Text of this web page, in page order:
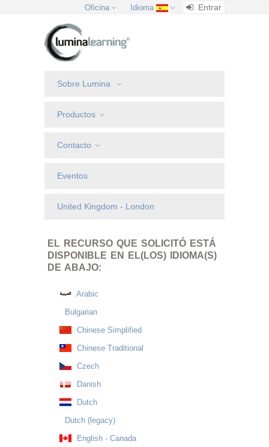
Oficina Idioma Entrar
Sobre Lumina
Productos
Contacto
Eventos
United Kingdom - London
EL RECURSO QUE SOLICITÓ ESTÁ
DISPONIBLE EN EL(LOS) IDIOMA(S)
DE ABAJO:
Arabic
Bulgarian
Chinese Simplified
Chinese Traditional
Czech
Danish
Dutch
Dutch (legacy)
English - Canada